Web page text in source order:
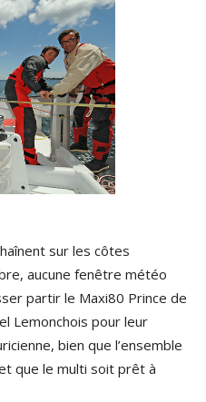
sur les côtes
aucune fenêtre météo
partir le Maxi80 Prince de
Lemonchois pour leur
bien que l’ensemble
que le multi soit prêt à